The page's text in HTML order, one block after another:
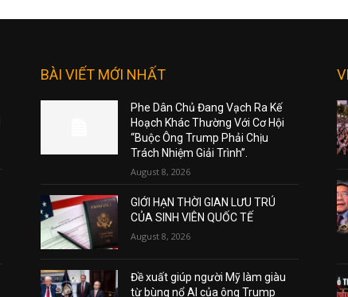
BÀI VIẾT MỚI NHẤT
Phe Dân Chủ Đang Vạch Ra Kế
Hoạch Khác Thường Với Cơ Hội
“Buộc Ông Trump Phải Chịu
Trách Nhiệm Giải Trình”.
August 8, 2026
GIỚI HẠN THỜI GIAN LƯU TRÚ
CỦA SINH VIÊN QUỐC TẾ
August 8, 2026
Đề xuất giúp người Mỹ làm giàu
từ bùng nổ AI của ông Trump